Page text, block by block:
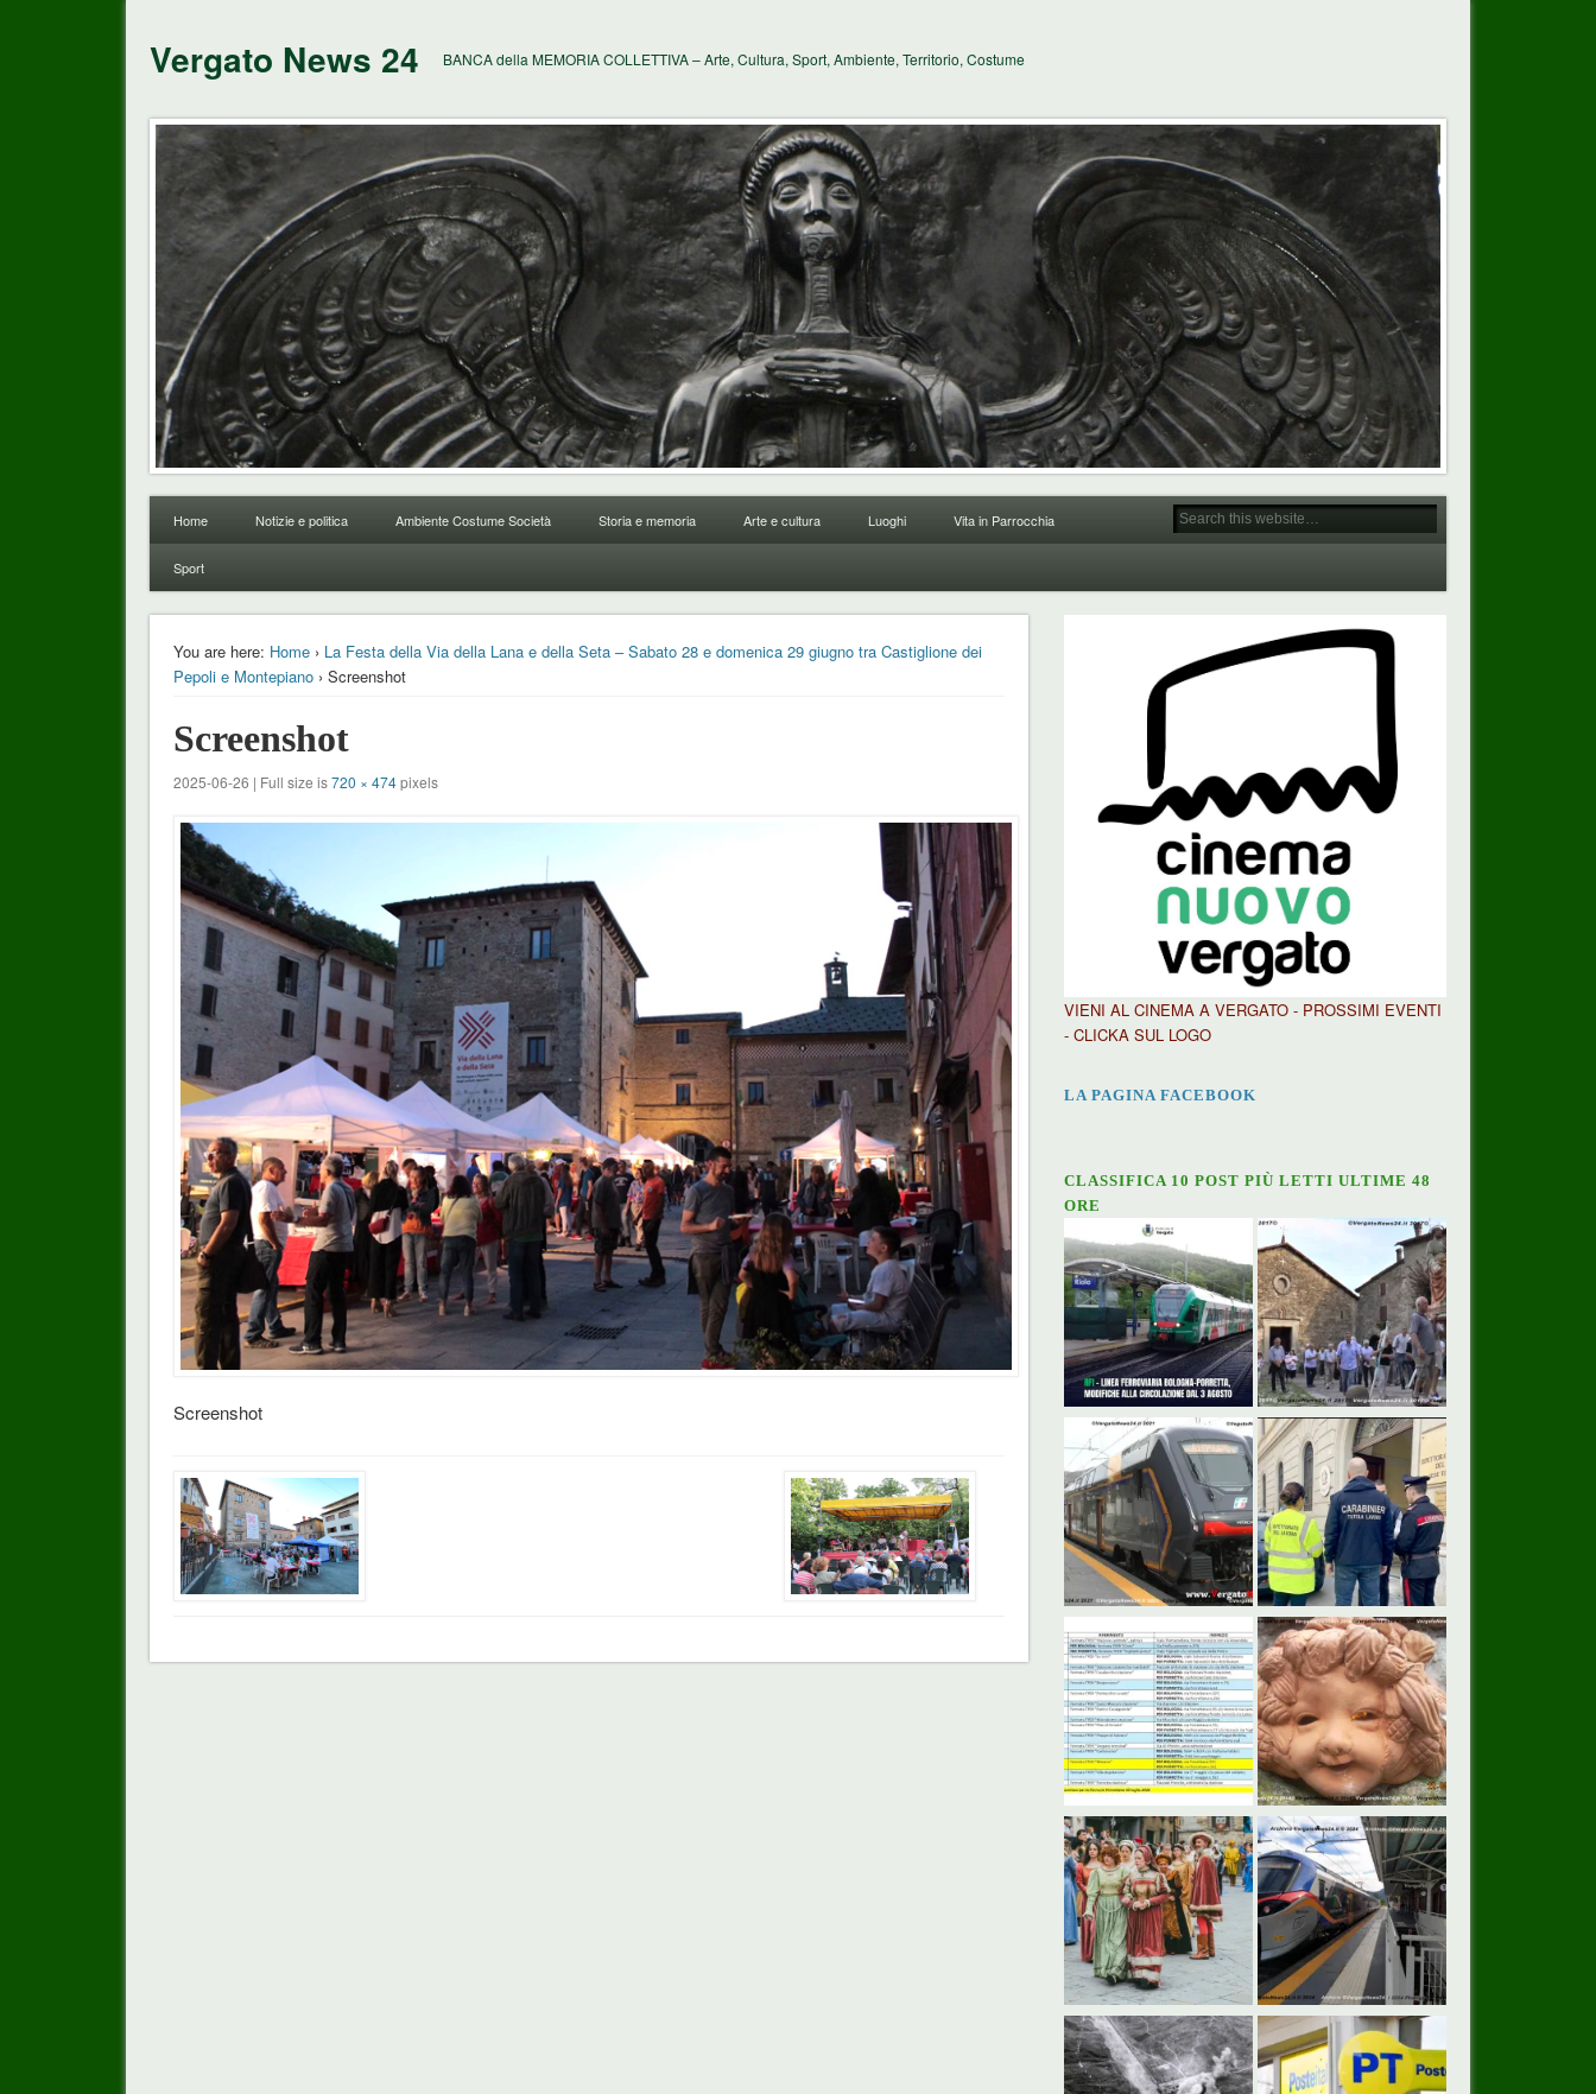
Vergato News 24 BANCA della MEMORIA COLLETTIVA – Arte, Cultura, Sport, Ambiente, Territorio, Costume
Home Notizie e politica Ambiente Costume Società Storia e memoria Arte e cultura Luoghi Vita in Parrocchia
Sport
You are here: Home› La Festa della Via della Lana e della Seta – Sabato 28 e domenica 29 giugno tra Castiglione dei
Pepoli e Montepiano› Screenshot
Screenshot
2025-06-26 | Full size is720 × 474pixels
Screenshot
VIENI AL CINEMA A VERGATO - PROSSIMI EVENTI
- CLICKA SUL LOGO
LA PAGINA FACEBOOK
CLASSIFICA 10 POST PIÙ LETTI ULTIME 48
ORE